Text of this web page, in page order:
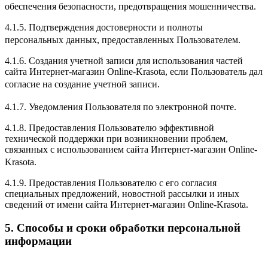
обеспечения безопасности, предотвращения мошенничества.
4.1.5. Подтверждения достоверности и полноты
персональных данных, предоставленных Пользователем.
4.1.6. Создания учетной записи для использования частей
сайта Интернет-магазин Online-Krasota, если Пользователь дал
согласие на создание учетной записи.
4.1.7. Уведомления Пользователя по электронной почте.
4.1.8. Предоставления Пользователю эффективной
технической поддержки при возникновении проблем,
связанных с использованием сайта Интернет-магазин Online-
Krasota.
4.1.9. Предоставления Пользователю с его согласия
специальных предложений, новостной рассылки и иных
сведений от имени сайта Интернет-магазин Online-Krasota.
5. Способы и сроки обработки персональной
информации